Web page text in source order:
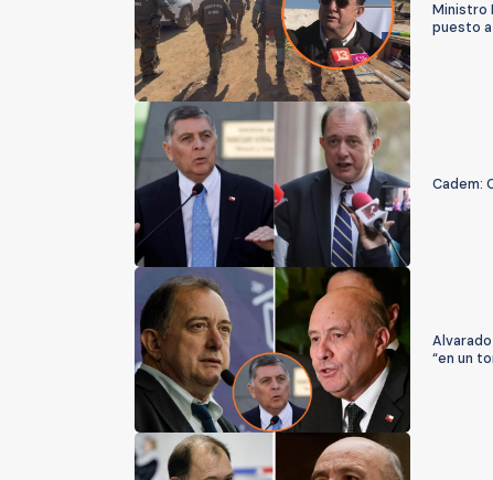
Ministro
puesto
Cadem:
“en un